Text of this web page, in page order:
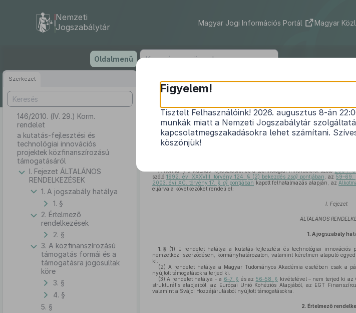
tartalomra
Nemzeti
Jogszabálytár
Magyar Jogi Információs Portál Magyar
Oldalmenü
Szerkezet
146/2010. (IV. 29.) Korm.
rendelet
a kutatás-fejlesztési és
technológiai innovációs
projektek közfinanszírozású
támogatásáról
I. Fejezet ÁLTALÁNOS
RENDELKEZÉSEK
1. A jogszabály hatálya
1. §
2. Értelmező
rendelkezések
2. §
3. A közfinanszírozású
támogatás formái és a
támogatásra jogosultak
köre
3. §
4. §
5. §
146/2010. (IV. 29.)
a kutatás-fejlesztési és technológiai
A Kormány a kutatás-fejlesztésről és a technológiai innovációról szóló2004.
szóló 1992. évi XXXVIII. törvény 124. § (2) bekezdés zsa) pontjában , az59–69.
2003. évi XC. törvény 17. § a) pontjában kapott felhatalmazás alapján, az
eljárva a következőket rendeli el:
I. Fejezet
ÁLTALÁNOS
1. A jogszabály
1. § (1) E rendelet hatálya a kutatás-fejlesztési és technológiai innovációs
nemzetközi szerződésen, kormányhatározaton, valamint kérelmen alapuló
ki.
(2) A rendelet hatálya a Magyar Tudományos Akadémia esetében csak a
nyújtott támogatásokra terjed ki.
(3) A rendelet hatálya – a 6–7. § és az 56–58. § kivételével – nem terjed ki az
strukturális alapjaiból, az Európai Unió Kohéziós Alapjából, az EGT
valamint a Svájci Hozzájárulásból nyújtott támogatásokra.
2. Értelmező
Figyelem!
Tisztelt Felhasználóink! 2026. augusztus 8-án
munkák miatt a Nemzeti Jogszabálytár
kapcsolatmegszakadásokra lehet számítani.
köszönjük!